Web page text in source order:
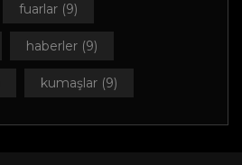
fuarlar (9)
haberler (9)
kumaşlar (9)